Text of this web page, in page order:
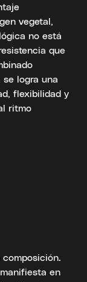
vegetal,
no está
que
logra una
flexibilidad y
ritmo
en